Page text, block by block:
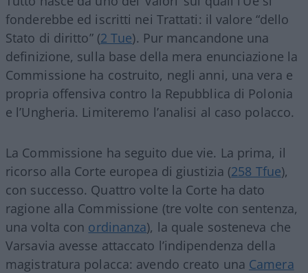
fonderebbe ed iscritti nei Trattati: il valore “dello
Stato di diritto” (2 Tue). Pur mancandone una
definizione, sulla base della mera enunciazione la
Commissione ha costruito, negli anni, una vera e
propria offensiva contro la Repubblica di Polonia
e l’Ungheria. Limiteremo l’analisi al caso polacco.
La Commissione ha seguito due vie. La prima, il
ricorso alla Corte europea di giustizia (258 Tfue),
con successo. Quattro volte la Corte ha dato
ragione alla Commissione (tre volte con sentenza,
una volta con ordinanza), la quale sosteneva che
Varsavia avesse attaccato l’indipendenza della
magistratura polacca: avendo creato una Camera